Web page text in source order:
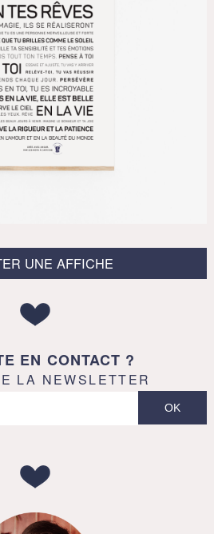
UNE AFFICHE
EN CONTACT ?
LA NEWSLETTER